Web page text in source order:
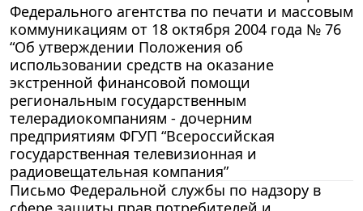
Федерального агентства по печати и массовым
коммуникациям от 18 октября 2004 года № 76
“Об утверждении Положения об
использовании средств на оказание
экстренной финансовой помощи
региональным государственным
телерадиокомпаниям - дочерним
предприятиям ФГУП “Всероссийская
государственная телевизионная и
радиовещательная компания”
Письмо Федеральной службы по надзору в